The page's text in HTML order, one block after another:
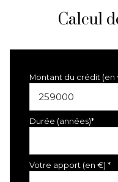
Calcul
Montant du crédit (en
Durée (années)*
Votre apport (en €) *